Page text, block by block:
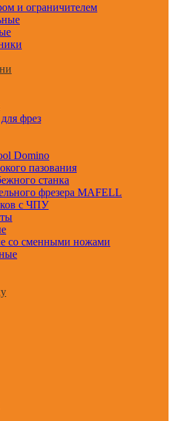
и ограничителем
фрез
Domino
пазования
станка
фрезера MAFELL
с ЧПУ
со сменными ножами